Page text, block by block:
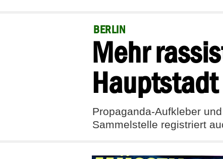
BERLIN
Mehr
Propaganda-Aufkleber
Sammelstelle registriert